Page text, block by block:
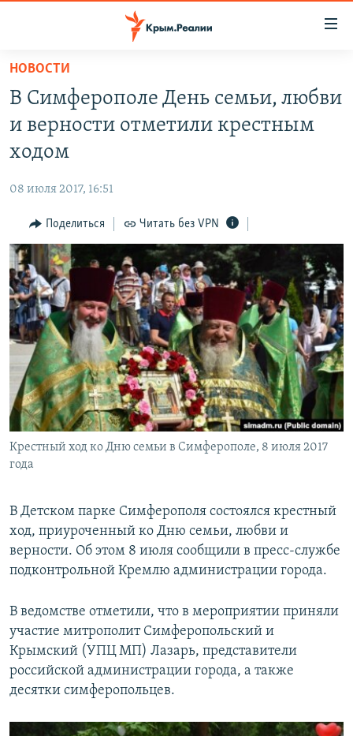
Вернуться
основному
содержанию
Вернутся
главной
Вернутся
поиску
НОВОСТИ
СПЕЦПРОЕКТЫ
11 ЛЕТ ОККУПАЦИИ КРЫМА. 11 ИСТОРИЙ СОПРОТИВЛЕНИЯ
ВОДА
ЕЩЕ
ИНТЕРАКТИВ
ИНФОГРАФИКА
ТЕЛЕПРОЕКТ КРЫМ.РЕАЛИИ
СОВЕТЫ ПРАВОЗАЩИТНИКОВ
ПРОПАВШИЕ БЕЗ ВЕСТИ
ПОБЕДИТЕЛЕЙ НЕ СУДЯТ?
КРЫМ.НЕПОКОРЕННЫЙ
ELIFBE
УКРАИНСКАЯ ПРОБЛЕМА КРЫМА
РАДІО СВОБОДА
КАК ОБОЙТИ БЛОКИРОВКУ
Українською
Qırımtatar
ПРИСОЕДИНЯЙТЕСЬ!
Все сайты RFE/RL
НОВОСТИ
В Симферополе День семьи, любви
и верности отметили крестным
ходом
08 июля 2017, 16:51
Поделиться Читать без VPN
Крестный ход ко Дню семьи в Симферополе, 8 июля 2017
года
В Детском парке Симферополя состоялся крестный
ход, приуроченный ко Дню семьи, любви и
верности. Об этом 8 июля сообщили в пресс-службе
подконтрольной Кремлю администрации города.
В ведомстве отметили, что в мероприятии приняли
участие митрополит Симферопольский и
Крымский (УПЦ МП) Лазарь, представители
российской администрации города, а также
десятки симферопольцев.